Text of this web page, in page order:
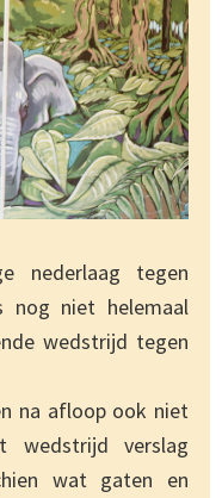
nederlaag tegen
nog niet helemaal
wedstrijd tegen
na afloop ook niet
wedstrijd verslag
wat gaten en